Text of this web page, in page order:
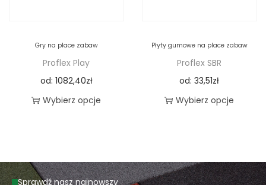
Gry na place zabaw
Proflex Play
od: 1082,40zł
Wybierz opcje
Płyty gumowe na place zabaw
Proflex SBR
od:33,51zł
Wybierz opcje
Sprawdź nasz najnowszy